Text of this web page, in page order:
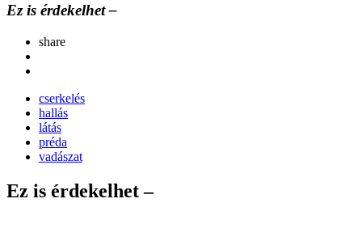
Ez is érdekelhet –
share
cserkelés
hallás
látás
préda
vadászat
Ez is érdekelhet –